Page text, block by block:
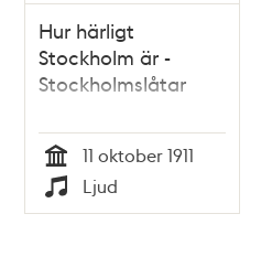
Hur härligt
Stockholm är -
Stockholmslåtar
Tid
11 oktober 1911
Typ
Ljud